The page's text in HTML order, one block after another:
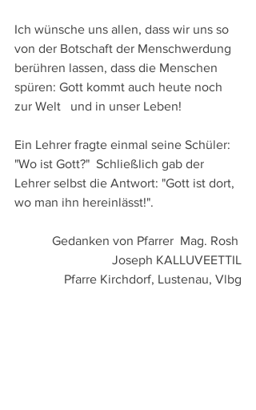
Ich wünsche uns allen, dass wir uns so
von der Botschaft der Menschwerdung
berühren lassen, dass die Menschen
spüren: Gott kommt auch heute noch
zur Welt   und in unser Leben!
Ein Lehrer fragte einmal seine Schüler:
"Wo ist Gott?"  Schließlich gab der
Lehrer selbst die Antwort: "Gott ist dort,
wo man ihn hereinlässt!".
Gedanken von Pfarrer  Mag. Rosh
Joseph KALLUVEETTIL
Pfarre Kirchdorf, Lustenau, Vlbg